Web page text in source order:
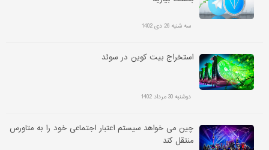
سه شنبه 26 دی 1402
استخراج بیت کوین در سوئد
دوشنبه 30 مرداد 1402
چین می خواهد سیستم اعتبار اجتماعی خود را به متاورس
منتقل کند